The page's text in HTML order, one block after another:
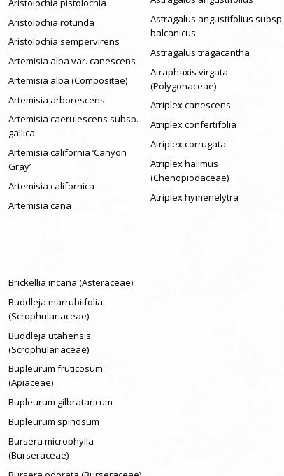
Aristolochia pistolochia
Aristolochia rotunda
Aristolochia sempervirens
Artemisia alba var. canescens
Artemisia alba (Compositae)
Artemisia arborescens
Artemisia caerulescens subsp.
gallica
Artemisia california ‘Canyon
Gray’
Artemisia californica
Artemisia cana
Astragalus angustifolius subsp.
balcanicus
Astragalus tragacantha
Atraphaxis virgata
(Polygonaceae)
Atriplex canescens
Atriplex confertifolia
Atriplex corrugata
Atriplex halimus
(Chenopiodaceae)
Atriplex hymenelytra
Brickellia incana (Asteraceae)
Buddleja marrubiifolia
(Scrophulariaceae)
Buddleja utahensis
(Scrophulariaceae)
Bupleurum fruticosum
(Apiaceae)
Bupleurum gilbrataricum
Bupleurum spinosum
Bursera microphylla
(Burseraceae)